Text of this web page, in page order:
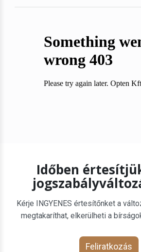
Időben
Kérje INGYENES értesítőnket a
megtakaríthat, elkerülheti a
Feliratkozás